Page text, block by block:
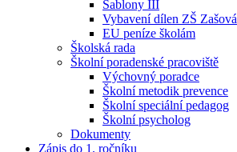
Šablony III
Vybavení dílen ZŠ Zašová
EU peníze školám
Školská rada
Školní poradenské pracoviště
Výchovný poradce
Školní metodik prevence
Školní speciální pedagog
Školní psycholog
Dokumenty
Zápis do 1. ročníku